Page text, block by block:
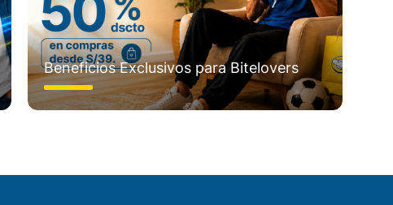
Beneficios Exclusivos para Bitelovers